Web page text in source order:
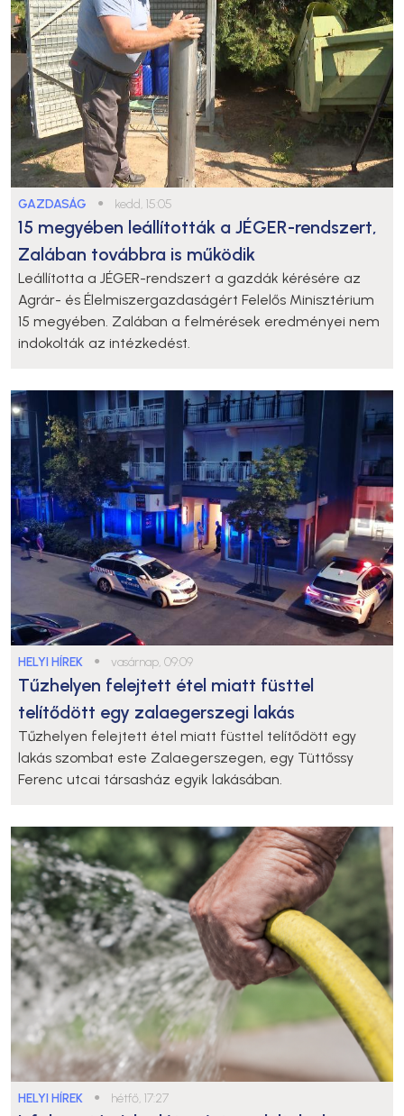
GAZDASÁG ● kedd, 15:05
15 megyében leállították a JÉGER-rendszert,
Zalában továbbra is működik
Leállította a JÉGER-rendszert a gazdák kérésére az
Agrár- és Élelmiszergazdaságért Felelős Minisztérium
15 megyében. Zalában a felmérések eredményei nem
indokolták az intézkedést.
HELYI HÍREK ● vasárnap, 09:09
Tűzhelyen felejtett étel miatt füsttel
telítődött egy zalaegerszegi lakás
Tűzhelyen felejtett étel miatt füsttel telítődött egy
lakás szombat este Zalaegerszegen, egy Tüttőssy
Ferenc utcai társasház egyik lakásában.
HELYI HÍREK ● hétfő, 17:27